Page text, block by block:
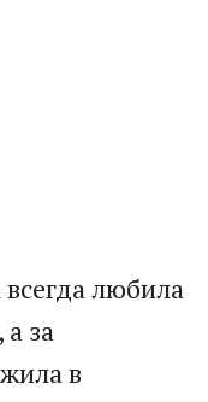
всегда любила
за
в